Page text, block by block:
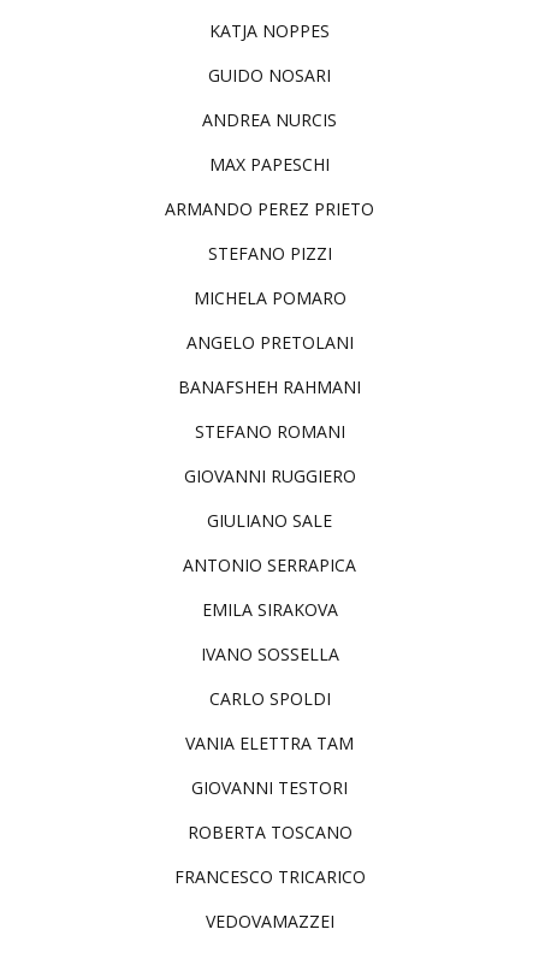
KATJA NOPPES
GUIDO NOSARI
ANDREA NURCIS
MAX PAPESCHI
ARMANDO PEREZ PRIETO
STEFANO PIZZI
MICHELA POMARO
ANGELO PRETOLANI
BANAFSHEH RAHMANI
STEFANO ROMANI
GIOVANNI RUGGIERO
GIULIANO SALE
ANTONIO SERRAPICA
EMILA SIRAKOVA
IVANO SOSSELLA
CARLO SPOLDI
VANIA ELETTRA TAM
GIOVANNI TESTORI
ROBERTA TOSCANO
FRANCESCO TRICARICO
VEDOVAMAZZEI